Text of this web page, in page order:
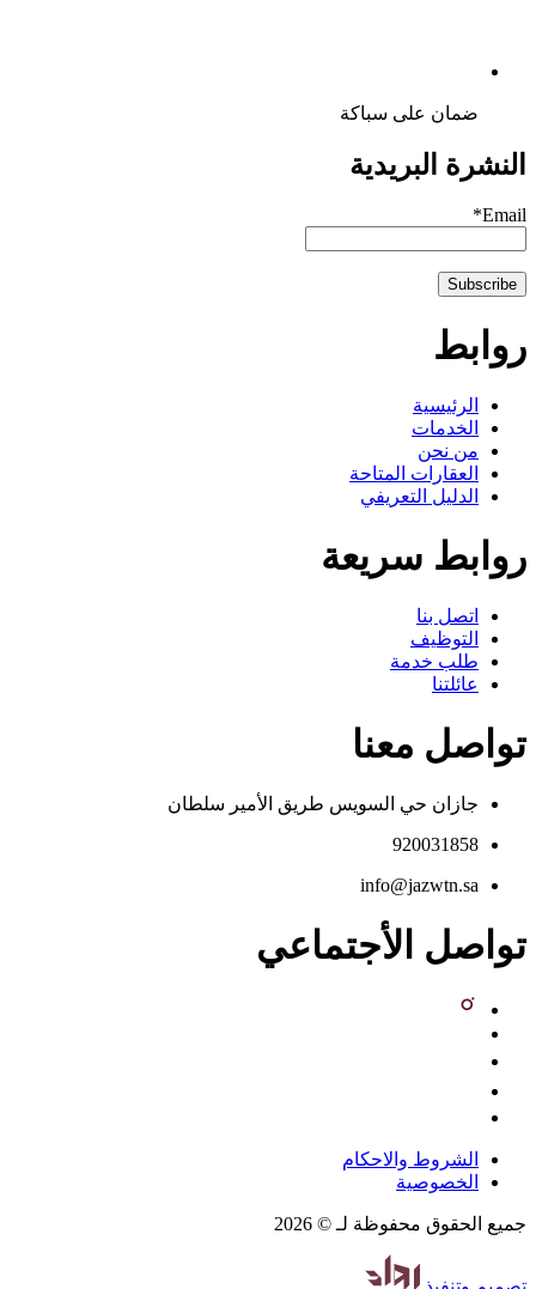
ضمان على سباكة
النشرة البريدية
Email*
روابط
الرئيسية
الخدمات
من نحن
العقارات المتاحة
الدليل التعريفي
روابط سريعة
اتصل بنا
التوظيف
طلب خدمة
عائلتنا
تواصل معنا
جازان حي السويس طريق الأمير سلطان
920031858
info@jazwtn.sa
تواصل الأجتماعي
الشروط والاحكام
الخصوصية
جميع الحقوق محفوظة لـ © 2026